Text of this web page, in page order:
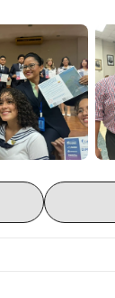
att hennes
han
med namn,
vara där .